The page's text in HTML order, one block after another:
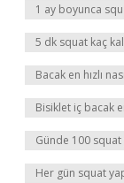
1 ay boyunca
5 dk squat kaç
Bacak en hızlı
Bisiklet iç bacak
Günde 100
Her gün squat